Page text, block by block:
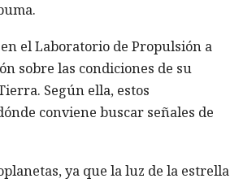
el Laboratorio de Propulsión a
sobre las condiciones de su
Según ella, estos
conviene buscar señales de
ya que la luz de la estrella